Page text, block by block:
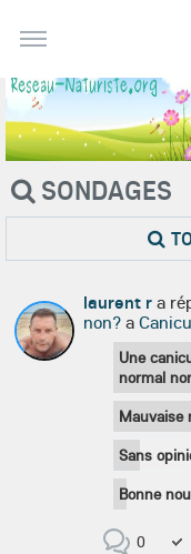
SONDAGES
laurent r a
non? a
Une
normal
Mauvaise
Sans
Bonne
0